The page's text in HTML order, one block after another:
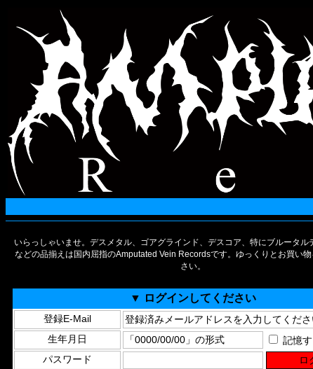
いらっしゃいませ。デスメタル、ゴアグラインド、デスコア、特にブルータル
などの品揃えは国内屈指のAmputated Vein Recordsです。ゆっくりとお買い
さい。
▼ ログインしてください
登録E-Mail
生年月日
記憶
パスワード